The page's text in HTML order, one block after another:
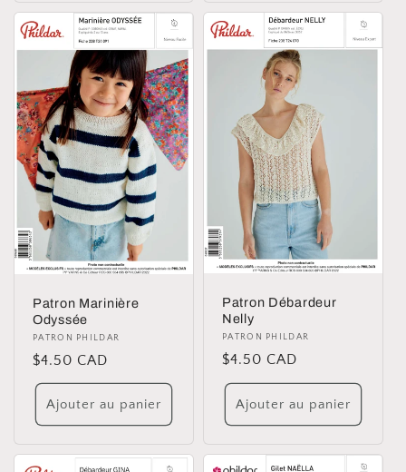
Patron Marinière
Odyssée
Distributeur :
PATRON PHILDAR
Prix
habituel
$4.50 CAD
Ajouter au panier
Patron Débardeur
Nelly
Distributeur :
PATRON PHILDAR
Prix
habituel
$4.50 CAD
Ajouter au panier